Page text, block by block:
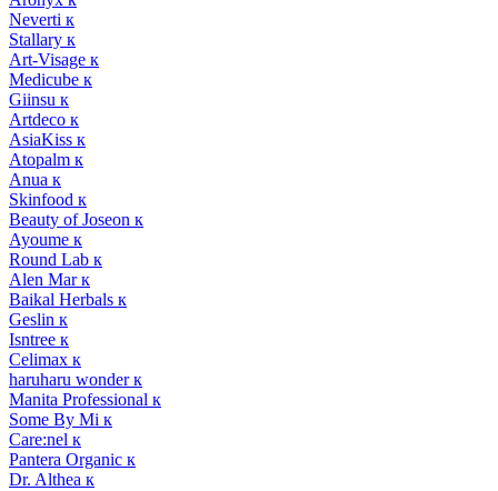
Neverti к
Stallary к
Art-Visage к
Medicube к
Giinsu к
Artdeco к
AsiaKiss к
Atopalm к
Anua к
Skinfood к
Beauty of Joseon к
Ayoume к
Round Lab к
Alen Mar к
Baikal Herbals к
Geslin к
Isntree к
Celimax к
haruharu wonder к
Manita Professional к
Some By Mi к
Care:nel к
Pantera Organic к
Dr. Althea к